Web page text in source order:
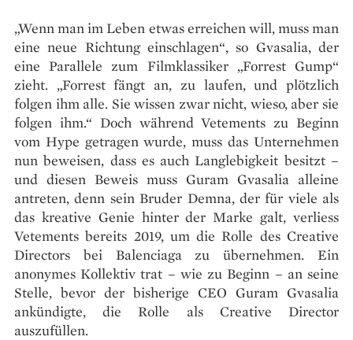
„Wenn man im Leben etwas erreichen will, muss man
eine neue Richtung einschlagen“, so Gvasalia, der
eine Parallele zum Filmklassiker „Forrest Gump“
zieht. „Forrest fängt an, zu laufen, und plötzlich
folgen ihm alle. Sie wissen zwar nicht, wieso, aber sie
folgen ihm.“ Doch während Vetements zu Beginn
vom Hype getragen wurde, muss das Unternehmen
nun beweisen, dass es auch Langlebigkeit besitzt –
und diesen Beweis muss Guram Gvasalia alleine
antreten, denn sein Bruder Demna, der für viele als
das kreative Genie hinter der Marke galt, verliess
Vetements bereits 2019, um die Rolle des Creative
Directors bei Balenciaga zu übernehmen. Ein
anonymes Kollektiv trat – wie zu Beginn – an seine
Stelle, bevor der bisherige CEO Guram Gvasalia
ankündigte, die Rolle als Creative Director
auszufüllen.